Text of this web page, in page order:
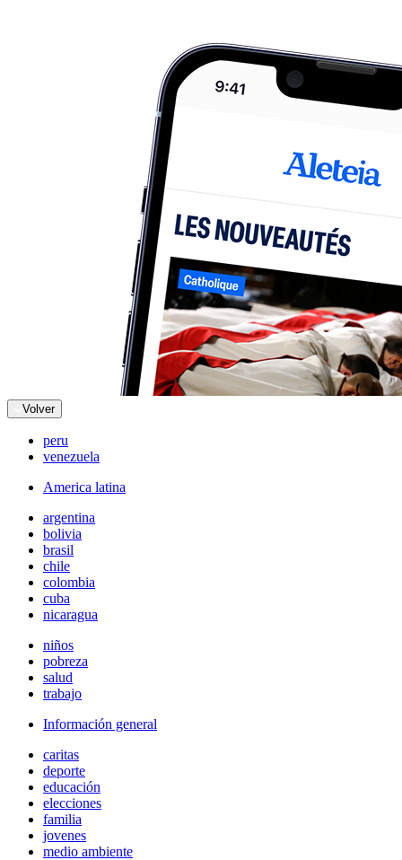
Volver
peru
venezuela
America latina
argentina
bolivia
brasil
chile
colombia
cuba
nicaragua
niños
pobreza
salud
trabajo
Información general
caritas
deporte
educación
elecciones
familia
jovenes
medio ambiente